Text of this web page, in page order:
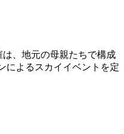
は、地元の母親たちで構成
によるスカイイベントを定